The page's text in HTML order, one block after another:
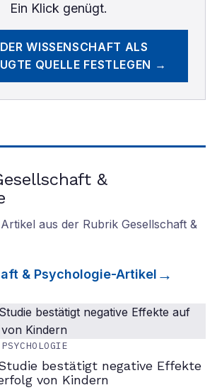
Ein Klick genügt.
WISSENSCHAFT ALS
QUELLE FESTLEGEN →
&
aus der Rubrik Gesellschaft &
& Psychologie-Artikel
bestätigt negative Effekte
von Kindern